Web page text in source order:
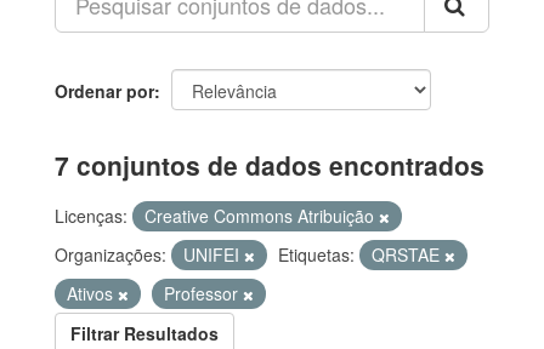
Ordenar por
7 conjuntos de dados encontrados
Licenças:
Creative Commons Atribuição
Organizações:
UNIFEI Etiquetas:
QRSTAE
Ativos
Professor
Filtrar Resultados